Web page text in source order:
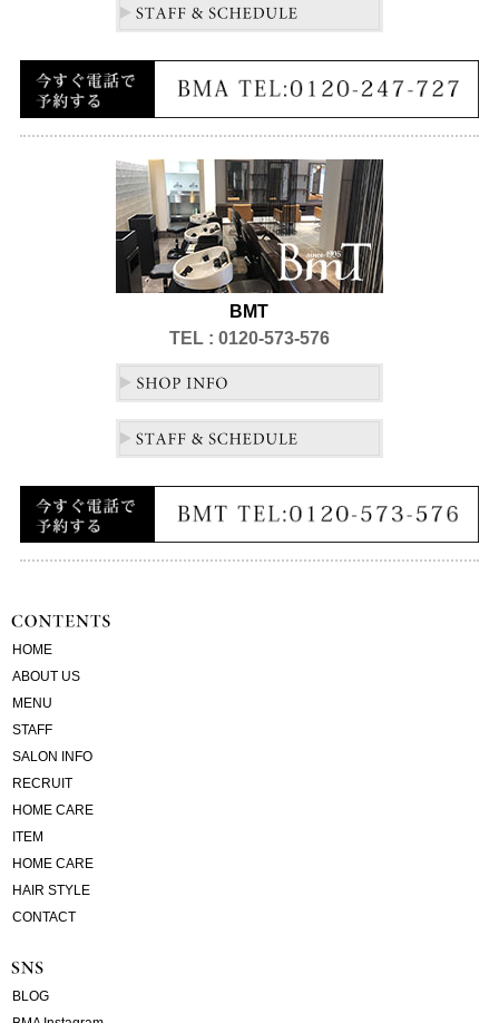
BMT
TEL : 0120-573-576
HOME
ABOUT US
MENU
STAFF
SALON INFO
RECRUIT
HOME CARE
ITEM
HOME CARE
HAIR STYLE
CONTACT
BLOG